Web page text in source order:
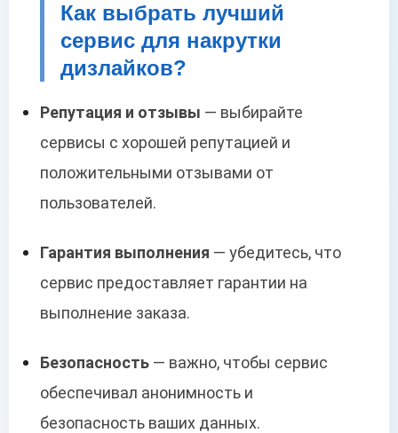
Как выбрать лучший
сервис для накрутки
дизлайков?
Репутация и отзывы — выбирайте
сервисы с хорошей репутацией и
положительными отзывами от
пользователей.
Гарантия выполнения — убедитесь, что
сервис предоставляет гарантии на
выполнение заказа.
Безопасность — важно, чтобы сервис
обеспечивал анонимность и
безопасность ваших данных.